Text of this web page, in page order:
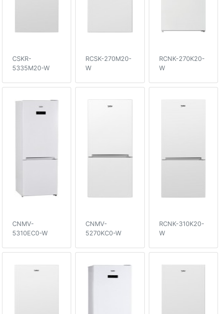
CSKR-
5335M20-W
RCSK-270M20-
W
RCNK-270K20-
W
CNMV-
5310EC0-W
CNMV-
5270KC0-W
RCNK-310K20-
W